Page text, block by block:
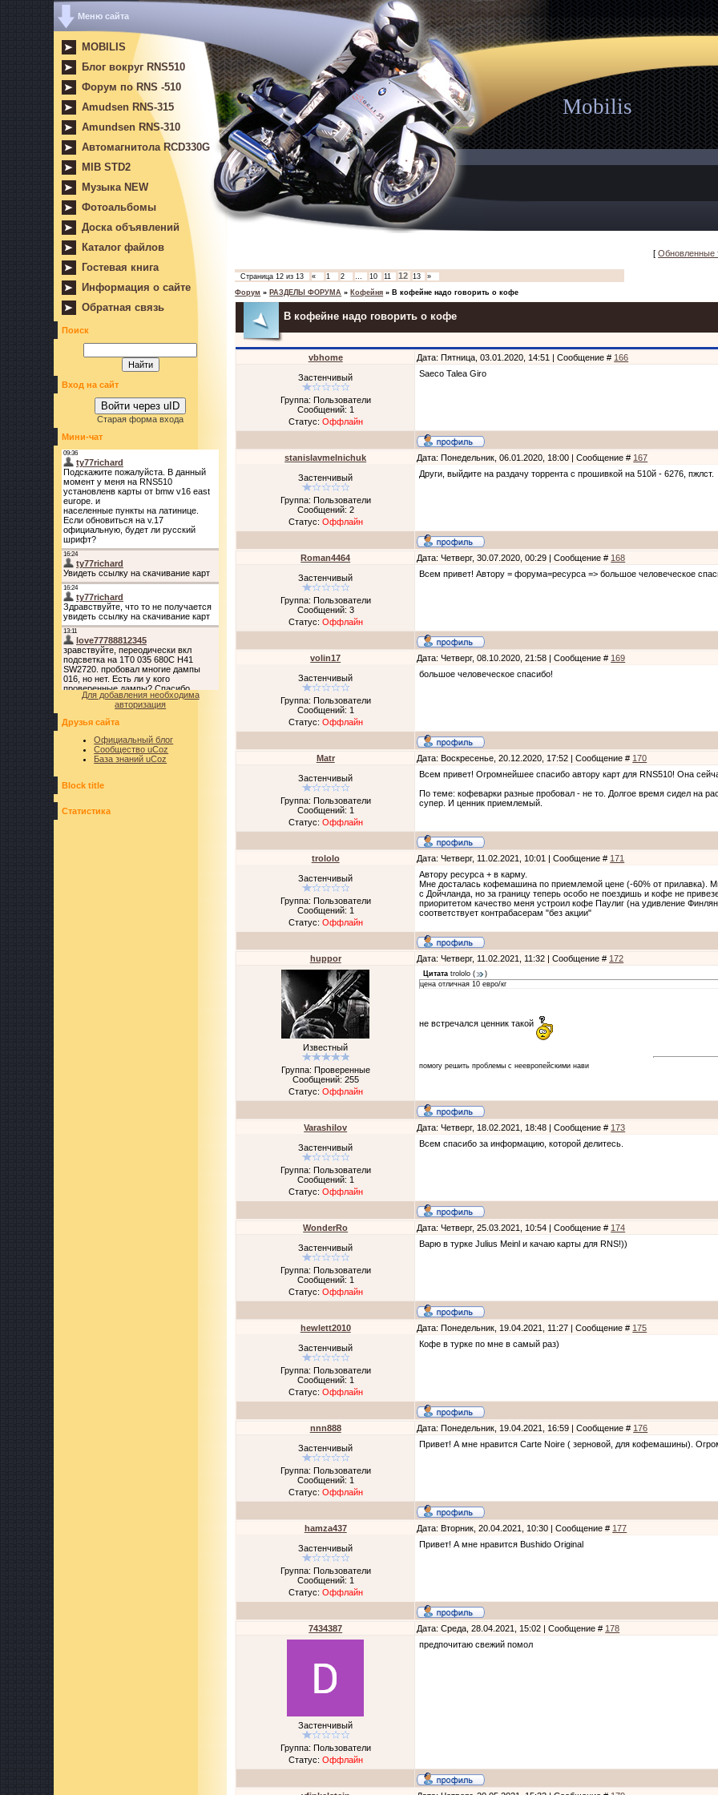
Меню сайта
MOBILIS
Блог вокруг RNS510
Форум по RNS -510
Amudsen RNS-315
Amundsen RNS-310
Автомагнитола RCD330G
MIB STD2
Музыка NEW
Фотоальбомы
Доска объявлений
Каталог файлов
Гостевая книга
Информация о сайте
Обратная связь
Поиск
Вход на сайт
Войти через uID
Старая форма входа
Мини-чат
Для добавления необходима
авторизация
Друзья сайта
Официальный блог
Сообщество uCoz
База знаний uCoz
Block title
Статистика
Mobilis
[Обновленные
Страница12 из13 « 1 2 … 10 11 12 13
»
Форум » РАЗДЕЛЫ ФОРУМА » Кофейня » В кофейне надо говорить о кофе
В кофейне надо говорить о кофе
vbhome Дата: Пятница, 03.01.2020, 14:51 | Сообщение # 166
Застенчивый
Группа: Пользователи
Сообщений: 1
Статус: Оффлайн
Saeco Talea Giro
stanislavmelnichuk Дата: Понедельник, 06.01.2020, 18:00 | Сообщение # 167
Застенчивый
Группа: Пользователи
Сообщений: 2
Статус: Оффлайн
Други, выйдите на раздачу торрента с прошивкой на 510й - 6276, пжлст.
Roman4464 Дата: Четверг, 30.07.2020, 00:29 | Сообщение # 168
Застенчивый
Группа: Пользователи
Сообщений: 3
Статус: Оффлайн
Всем привет! Автору = форума=ресурса => большое человеческое
volin17 Дата: Четверг, 08.10.2020, 21:58 | Сообщение # 169
Застенчивый
Группа: Пользователи
Сообщений: 1
Статус: Оффлайн
большое человеческое спасибо!
Matr Дата: Воскресенье, 20.12.2020, 17:52 | Сообщение # 170
Застенчивый
Группа: Пользователи
Сообщений: 1
Статус: Оффлайн
Всем привет! Огромнейшее спасибо автору карт для RNS510! Она
По теме: кофеварки разные пробовал - не то. Долгое время сидел на
супер. И ценник приемлемый.
trololo Дата: Четверг, 11.02.2021, 10:01 | Сообщение # 171
Застенчивый
Группа: Пользователи
Сообщений: 1
Статус: Оффлайн
Автору ресурса + в карму.
Мне досталась кофемашина по приемлемой цене (-60% от прилавка).
с Дойчланда, но за границу теперь особо не поездишь и кофе не
приоритетом качество меня устроил кофе Паулиг (на удивление
соответствует контрабасерам "без акции"
huppor Дата: Четверг, 11.02.2021, 11:32 | Сообщение # 172
Известный
Группа: Проверенные
Сообщений: 255
Статус: Оффлайн
Цитата trololo (
)
цена отличная 10 евро/кг
не встречался ценник такой
помогу решить проблемы с неевропейскими нави
Varashilov Дата: Четверг, 18.02.2021, 18:48 | Сообщение # 173
Застенчивый
Группа: Пользователи
Сообщений: 1
Статус: Оффлайн
Всем спасибо за информацию, которой делитесь.
WonderRo Дата: Четверг, 25.03.2021, 10:54 | Сообщение # 174
Застенчивый
Группа: Пользователи
Сообщений: 1
Статус: Оффлайн
Варю в турке Julius Meinl и качаю карты для RNS!))
hewlett2010 Дата: Понедельник, 19.04.2021, 11:27 | Сообщение # 175
Застенчивый
Группа: Пользователи
Сообщений: 1
Статус: Оффлайн
Кофе в турке по мне в самый раз)
nnn888 Дата: Понедельник, 19.04.2021, 16:59 | Сообщение # 176
Застенчивый
Группа: Пользователи
Сообщений: 1
Статус: Оффлайн
Привет! А мне нравится Carte Noire ( зерновой, для кофемашины).
hamza437 Дата: Вторник, 20.04.2021, 10:30 | Сообщение # 177
Застенчивый
Группа: Пользователи
Сообщений: 1
Статус: Оффлайн
Привет! А мне нравится Bushido Original
7434387 Дата: Среда, 28.04.2021, 15:02 | Сообщение # 178
Застенчивый
Группа: Пользователи
Статус: Оффлайн
предпочитаю свежий помол